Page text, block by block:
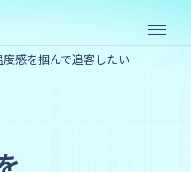
感を掴んで追客したい